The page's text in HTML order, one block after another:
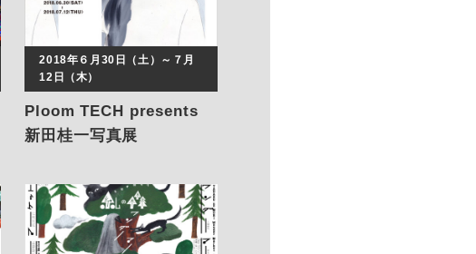
2018年６月30日（土）～７月
12日（木）
Ploom TECH presents
新田桂一写真展